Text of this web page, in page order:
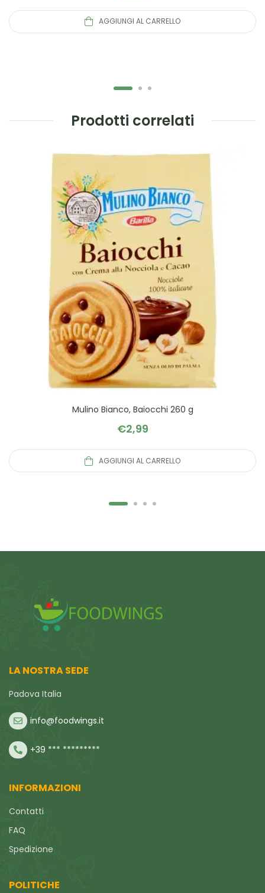
AGGIUNGI AL CARRELLO
Prodotti correlati
Mulino Bianco, Baiocchi 260 g
€2,99
AGGIUNGI AL CARRELLO
LA NOSTRA SEDE
Padova Italia
info@foodwings.it
+39 *** *********
INFORMAZIONI
Contatti
FAQ
Spedizione
POLITICHE